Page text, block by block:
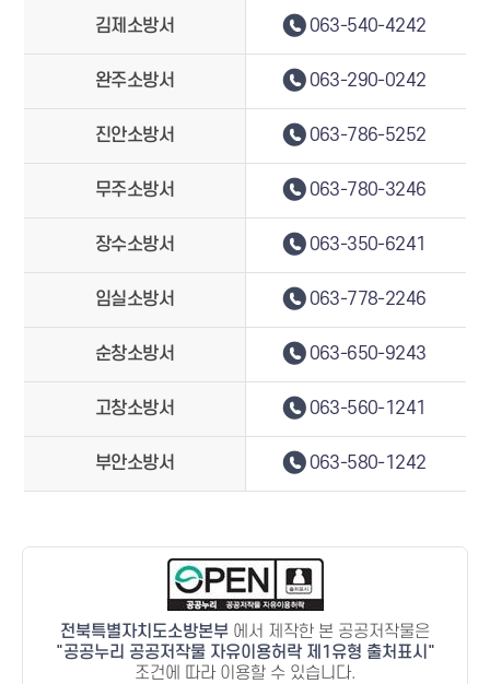
김제소방서 063-540-4242
완주소방서 063-290-0242
진안소방서 063-786-5252
무주소방서 063-780-3246
장수소방서 063-350-6241
임실소방서 063-778-2246
순창소방서 063-650-9243
고창소방서 063-560-1241
부안소방서 063-580-1242
전북특별자치도소방본부 에서 제작한 본 공공저작물은
공공누리 공공저작물 자유이용허락 제1유형 출처표시
조건에 따라 이용할 수 있습니다.